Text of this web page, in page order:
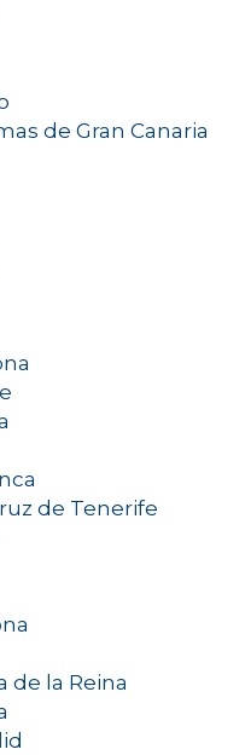
de Gran Canaria
de Tenerife
de la Reina